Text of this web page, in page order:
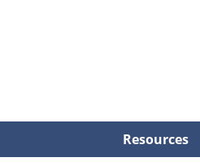
Resources